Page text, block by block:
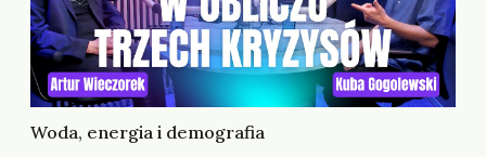
Woda, energia i demografia